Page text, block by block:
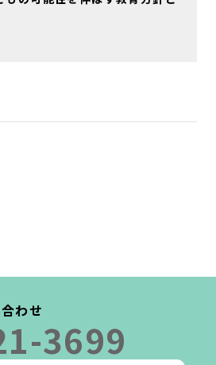
わせ
3699